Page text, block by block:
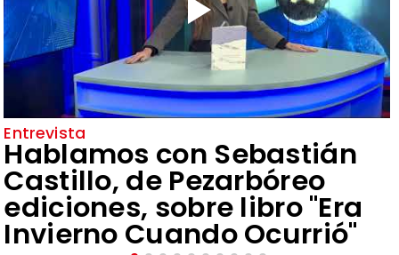
Entrevista
Hablamos con Sebastián
Castillo, de Pezarbóreo
ediciones, sobre libro "Era
Invierno Cuando Ocurrió"